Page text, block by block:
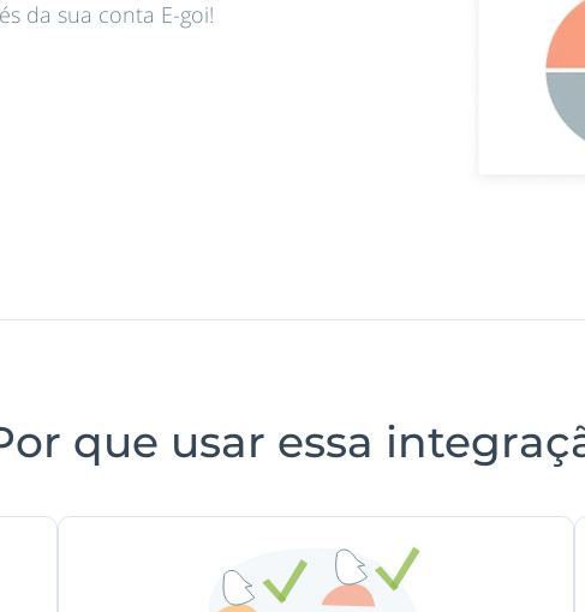
da sua conta E-goi!
que usar essa